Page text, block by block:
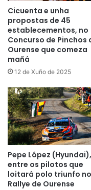
Cicuenta e unha
propostas de 45
establecementos, no
Concurso de Pinchos
Ourense que comeza
mañá
12 de Xuño de 2025
Pepe López (Hyundai),
entre os pilotos que
loitará polo triunfo no
Rallye de Ourense